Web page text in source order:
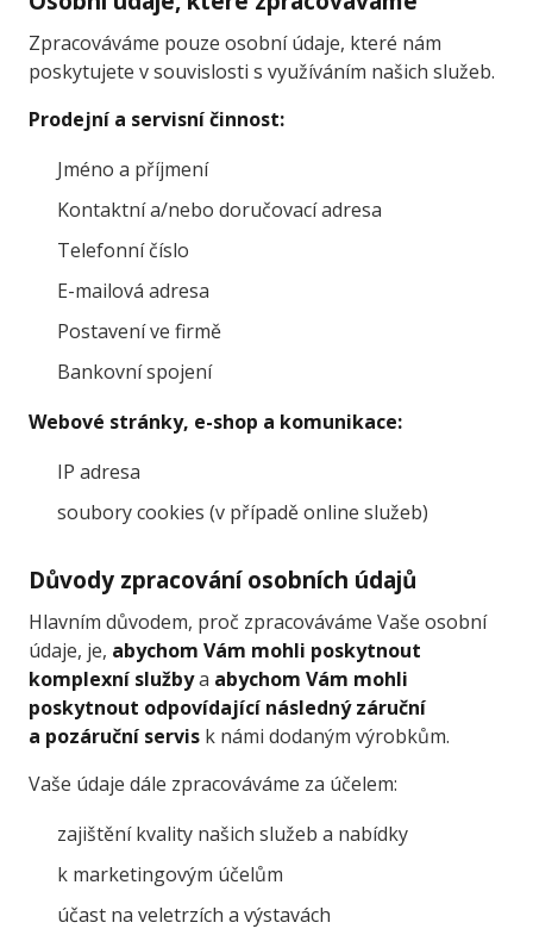
Zpracováváme pouze osobní údaje, které nám
poskytujete v souvislosti s využíváním našich služeb.
Prodejní a servisní činnost:
Jméno a příjmení
Kontaktní a/nebo doručovací adresa
Telefonní číslo
E-mailová adresa
Postavení ve firmě
Bankovní spojení
Webové stránky, e-shop a komunikace:
IP adresa
soubory cookies (v případě online služeb)
Důvody zpracování osobních údajů
Hlavním důvodem, proč zpracováváme Vaše osobní
údaje, je, abychom Vám mohli poskytnout
komplexní službya abychom Vám mohli
poskytnout odpovídající následný záruční
a pozáruční servis k námi dodaným výrobkům.
Vaše údaje dále zpracováváme za účelem:
zajištění kvality našich služeb a nabídky
k marketingovým účelům
účast na veletrzích a výstavách